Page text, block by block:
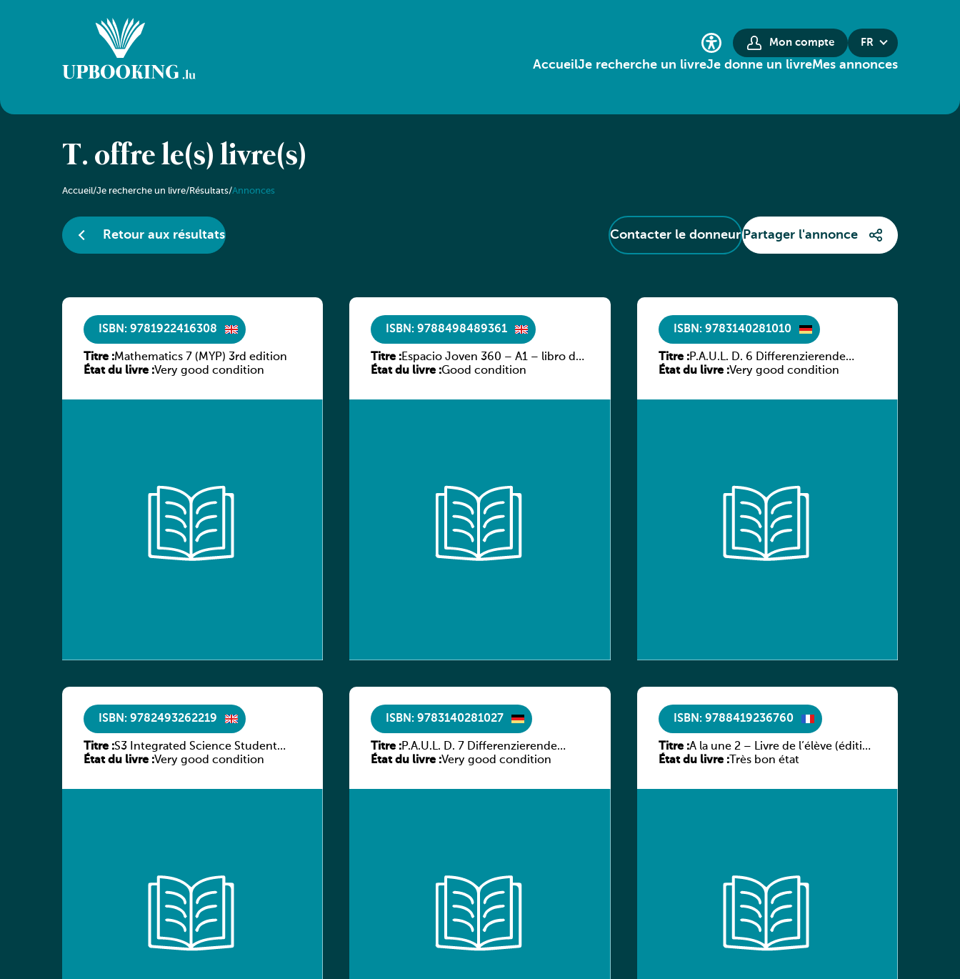
Mon compte FR
AccueilJe recherche un livreJe donne un livreMes annonces
T. offre le(s) livre(s)
Accueil/Je recherche un livre/Résultats/Annonces
Retour aux résultats Contacter le donneur Partager l'annonce
ISBN: 9781922416308
Titre :Mathematics 7 (MYP) 3rd edition
État du livre :Very good condition
ISBN: 9788498489361
Titre :Espacio Joven 360 – A1 – libro del
alumno
État du livre :Good condition
ISBN: 9783140281010
Titre :P.A.U.L. D. 6 Differenzierende
Ausgabe
État du livre :Very good condition
ISBN: 9782493262219
Titre :S3 Integrated Science Student
Workbook
État du livre :Very good condition
ISBN: 9783140281027
Titre :P.A.U.L. D. 7 Differenzierende
Ausgabe
État du livre :Very good condition
ISBN: 9788419236760
Titre :A la une 2 – Livre de l’élève (édition
hybride)
État du livre :Très bon état